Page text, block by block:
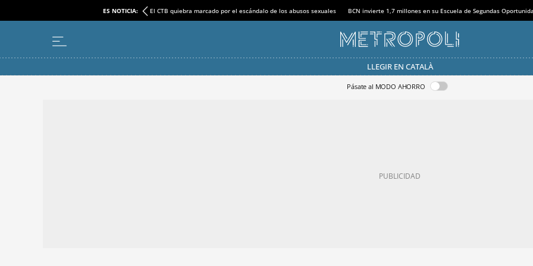
ES NOTICIA: El CTB quiebra marcado por el escándalo de los abusos sexuales BCN invierte 1,7 millones en su Escuela de Segundas
LLEGIR EN CATALÀ
Pásate al MODO AHORRO